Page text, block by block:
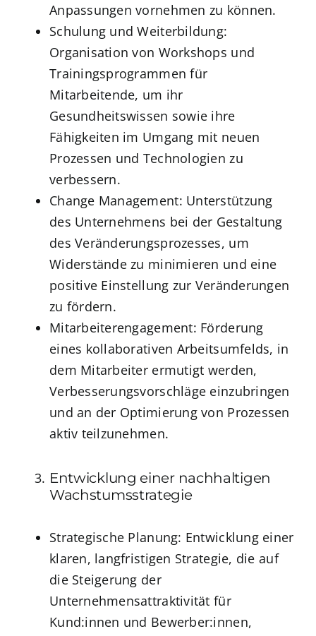
Anpassungen vornehmen zu können.
Schulung und Weiterbildung:
Organisation von Workshops und
Trainingsprogrammen für
Mitarbeitende, um ihr
Gesundheitswissen sowie ihre
Fähigkeiten im Umgang mit neuen
Prozessen und Technologien zu
verbessern.
Change Management: Unterstützung
des Unternehmens bei der Gestaltung
des Veränderungsprozesses, um
Widerstände zu minimieren und eine
positive Einstellung zur Veränderungen
zu fördern.
Mitarbeiterengagement: Förderung
eines kollaborativen Arbeitsumfelds, in
dem Mitarbeiter ermutigt werden,
Verbesserungsvorschläge einzubringen
und an der Optimierung von Prozessen
aktiv teilzunehmen.
Entwicklung einer nachhaltigen
Wachstumsstrategie
Strategische Planung: Entwicklung einer
klaren, langfristigen Strategie, die auf
die Steigerung der
Unternehmensattraktivität für
Kund:innen und Bewerber:innen,